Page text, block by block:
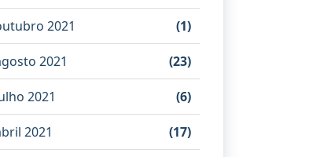
2021 (1)
2021 (23)
2021 (6)
2021 (17)